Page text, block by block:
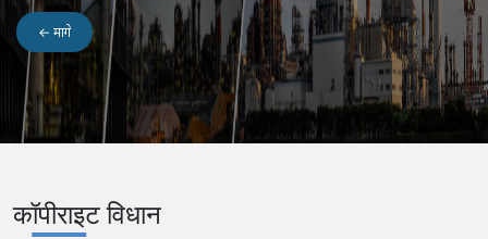
← मागे
कॉपीराइट विधान